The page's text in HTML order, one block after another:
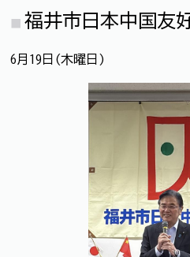
福井市日本中国友
6月19日(木曜日)